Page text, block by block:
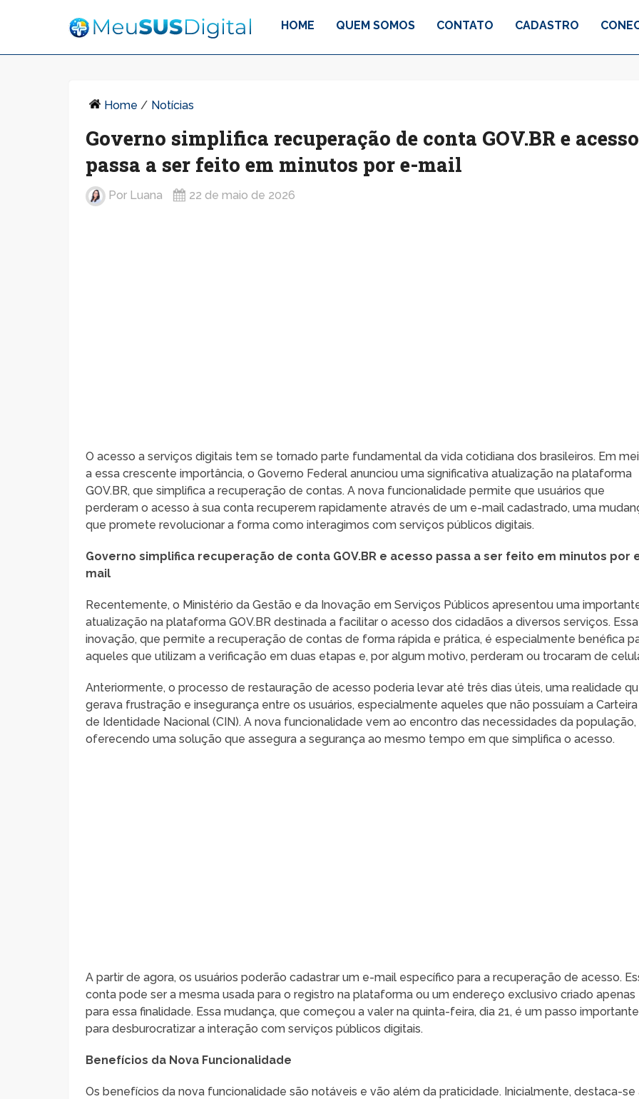
HOME QUEM SOMOS CONTATO CADASTRO
Home / Notícias
Governo simplifica recuperação de conta GOV.BR e acesso
passa a ser feito em minutos por e-mail
Por Luana 22 de maio de 2026
O acesso a serviços digitais tem se tornado parte fundamental da vida cotidiana dos brasileiros. Em
a essa crescente importância, o Governo Federal anunciou uma significativa atualização na plataforma
GOV.BR, que simplifica a recuperação de contas. A nova funcionalidade permite que usuários que
perderam o acesso à sua conta recuperem rapidamente através de um e-mail cadastrado, uma
que promete revolucionar a forma como interagimos com serviços públicos digitais.
Governo simplifica recuperação de conta GOV.BR e acesso passa a ser feito em minutos por
mail
Recentemente, o Ministério da Gestão e da Inovação em Serviços Públicos apresentou uma
atualização na plataforma GOV.BR destinada a facilitar o acesso dos cidadãos a diversos serviços. Essa
inovação, que permite a recuperação de contas de forma rápida e prática, é especialmente benéfica
aqueles que utilizam a verificação em duas etapas e, por algum motivo, perderam ou trocaram de
Anteriormente, o processo de restauração de acesso poderia levar até três dias úteis, uma realidade
gerava frustração e insegurança entre os usuários, especialmente aqueles que não possuíam a Carteira
de Identidade Nacional (CIN). A nova funcionalidade vem ao encontro das necessidades da população,
oferecendo uma solução que assegura a segurança ao mesmo tempo em que simplifica o acesso.
A partir de agora, os usuários poderão cadastrar um e-mail específico para a recuperação de acesso.
conta pode ser a mesma usada para o registro na plataforma ou um endereço exclusivo criado apenas
para essa finalidade. Essa mudança, que começou a valer na quinta-feira, dia 21, é um passo importante
para desburocratizar a interação com serviços públicos digitais.
Benefícios da Nova Funcionalidade
Os benefícios da nova funcionalidade são notáveis e vão além da praticidade. Inicialmente, destaca-se